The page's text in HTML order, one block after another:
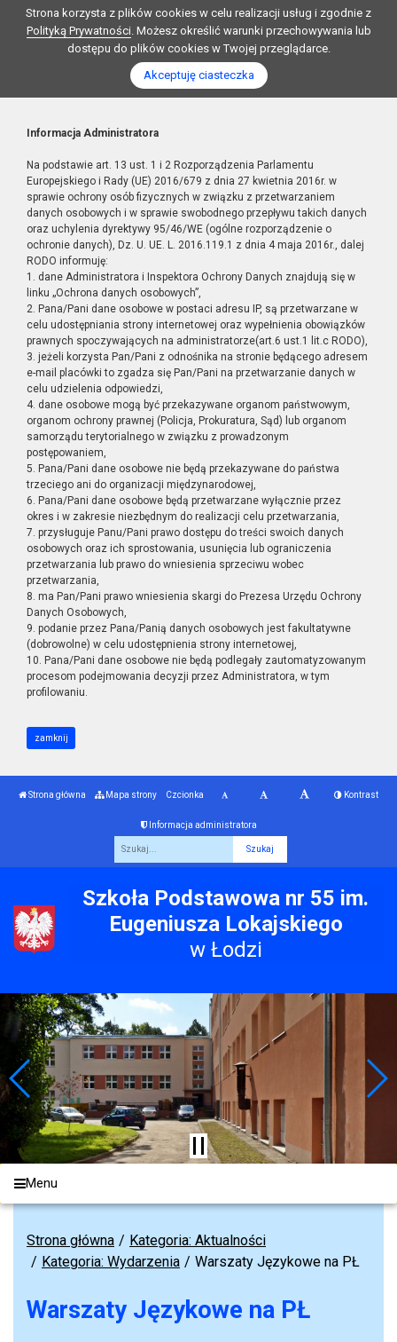
Strona korzysta z plików cookies w celu realizacji usług i zgodnie z
Polityką Prywatności. Możesz określić warunki przechowywania lub
dostępu do plików cookies w Twojej przeglądarce.
Akceptuję ciasteczka
Informacja Administratora
Na podstawie art. 13 ust. 1 i 2 Rozporządzenia Parlamentu
Europejskiego i Rady (UE) 2016/679 z dnia 27 kwietnia 2016r. w
sprawie ochrony osób fizycznych w związku z przetwarzaniem
danych osobowych i w sprawie swobodnego przepływu takich danych
oraz uchylenia dyrektywy 95/46/WE (ogólne rozporządzenie o
ochronie danych), Dz. U. UE. L. 2016.119.1 z dnia 4 maja 2016r., dalej
RODO informuję:
1. dane Administratora i Inspektora Ochrony Danych znajdują się w
linku „Ochrona danych osobowych”,
2. Pana/Pani dane osobowe w postaci adresu IP, są przetwarzane w
celu udostępniania strony internetowej oraz wypełnienia obowiązków
prawnych spoczywających na administratorze(art.6 ust.1 lit.c RODO),
3. jeżeli korzysta Pan/Pani z odnośnika na stronie będącego adresem
e-mail placówki to zgadza się Pan/Pani na przetwarzanie danych w
celu udzielenia odpowiedzi,
4. dane osobowe mogą być przekazywane organom państwowym,
organom ochrony prawnej (Policja, Prokuratura, Sąd) lub organom
samorządu terytorialnego w związku z prowadzonym
postępowaniem,
5. Pana/Pani dane osobowe nie będą przekazywane do państwa
trzeciego ani do organizacji międzynarodowej,
6. Pana/Pani dane osobowe będą przetwarzane wyłącznie przez
okres i w zakresie niezbędnym do realizacji celu przetwarzania,
7. przysługuje Panu/Pani prawo dostępu do treści swoich danych
osobowych oraz ich sprostowania, usunięcia lub ograniczenia
przetwarzania lub prawo do wniesienia sprzeciwu wobec
przetwarzania,
8. ma Pan/Pani prawo wniesienia skargi do Prezesa Urzędu Ochrony
Danych Osobowych,
9. podanie przez Pana/Panią danych osobowych jest fakultatywne
(dobrowolne) w celu udostępnienia strony internetowej,
10. Pana/Pani dane osobowe nie będą podlegały zautomatyzowanym
procesom podejmowania decyzji przez Administratora, w tym
profilowaniu.
zamknij
Strona główna Mapa strony Czcionka Kontrast
Informacja administratora
Szkoła Podstawowa nr 55 im.
Eugeniusza Lokajskiego
w Łodzi
Menu
Strona główna
Kategoria: Aktualności
Kategoria: Wydarzenia
Warszaty Językowe na PŁ
Warszaty Językowe na PŁ